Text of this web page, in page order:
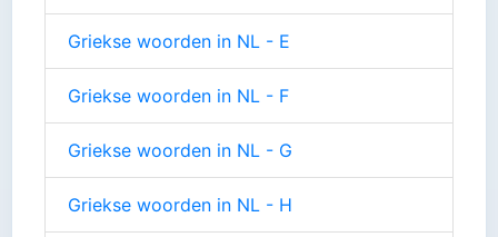
Griekse woorden in NL - E
Griekse woorden in NL - F
Griekse woorden in NL - G
Griekse woorden in NL - H